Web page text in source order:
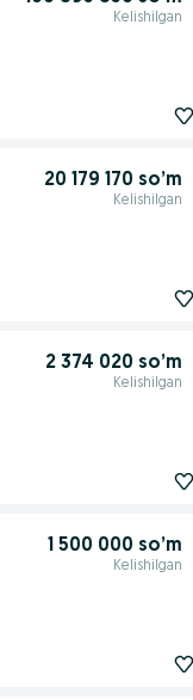
Kelishilgan
20 179 170 so’m
Kelishilgan
2 374 020 so’m
Kelishilgan
1 500 000 so’m
Kelishilgan